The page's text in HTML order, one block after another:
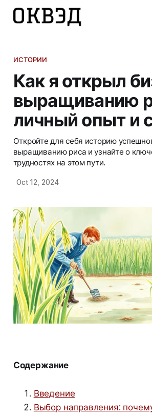
ИСТОРИИ
Как я открыл
выращиванию
личный опыт и
Откройте для себя историю
выращиванию риса и узнайте о
трудностях на этом пути.
Oct 12, 2024
Содержание
Введение
Выбор направления: